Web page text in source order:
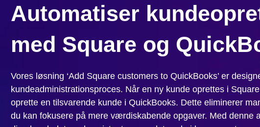
Automatiser
med Square og
Vores løsning ‘Add Square customers to QuickBooks’ er
kundeadministrationsproces. Når en ny kunde oprettes i
oprette en tilsvarende kunde i QuickBooks. Dette eliminerer
du kan fokusere på mere værdiskabende opgaver. Med denne